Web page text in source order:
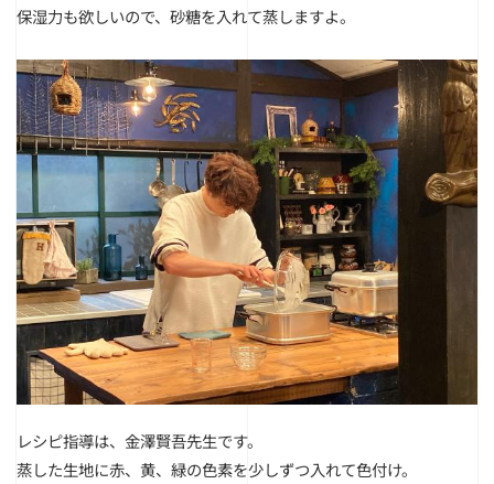
保湿力も欲しいので、砂糖を入れて蒸しますよ。
レシピ指導は、金澤賢吾先生です。
蒸した生地に赤、黄、緑の色素を少しずつ入れて色付け。